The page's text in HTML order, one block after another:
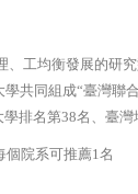
、工均衡發展的研
共同組成“臺灣聯
排名第38名、臺灣
個院系可推薦1名